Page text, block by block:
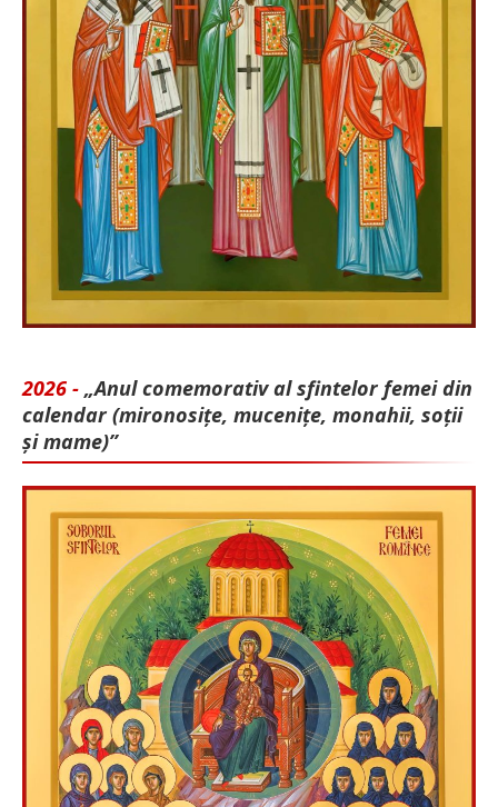
2026 - „Anul comemorativ al sfintelor femei din
calendar (mironosițe, mu­cenițe, monahii, soții
și mame)”